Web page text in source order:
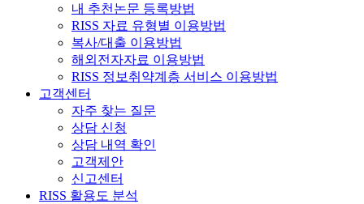
내 추천논문 등록방법
RISS 자료 유형별 이용방법
복사/대출 이용방법
해외전자자료 이용방법
RISS 정보취약계층 서비스 이용방법
고객센터
자주 찾는 질문
상담 신청
상담 내역 확인
고객제안
신고센터
RISS 활용도 분석